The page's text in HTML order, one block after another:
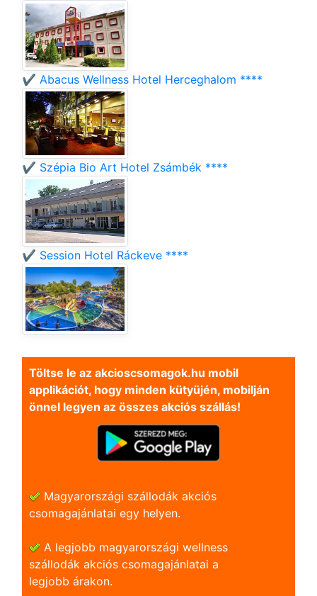
✔️ Abacus Wellness Hotel Herceghalom ****
✔️ Szépia Bio Art Hotel Zsámbék ****
✔️ Session Hotel Ráckeve ****
Töltse le az akcioscsomagok.hu mobil
applikációt, hogy minden kütyüjén, mobilján
önnel legyen az összes akciós szállás!
Magyarországi szállodák akciós
csomagajánlatai egy helyen.
A legjobb magyarországi wellness
szállodák akciós csomagajánlatai a
legjobb árakon.